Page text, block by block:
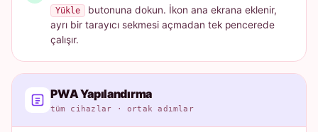
Yükle
butonuna dokun. İkon ana ekrana eklenir,
ayrı bir tarayıcı sekmesi açmadan tek pencerede
çalışır.
PWA Yapılandırma
tüm cihazlar · ortak adımlar